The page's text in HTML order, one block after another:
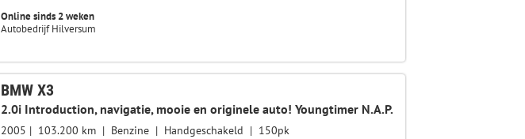
Online sinds 2 weken
Autobedrijf Hilversum
BMW X3
2.0i Introduction, navigatie, mooie en originele auto! Youngtimer N.A.P.
2005 103.200 km Benzine Handgeschakeld 150pk